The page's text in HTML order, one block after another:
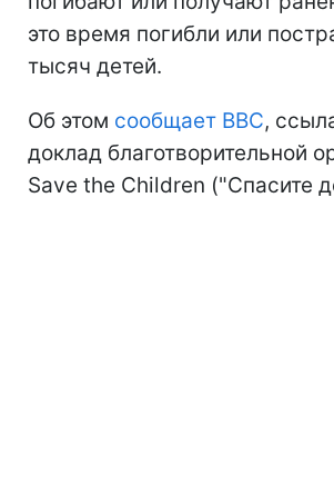
это время погибли или
тысяч детей.
Об этом сообщает ВВС,
доклад благотворительной
Save the Children ("Спасите